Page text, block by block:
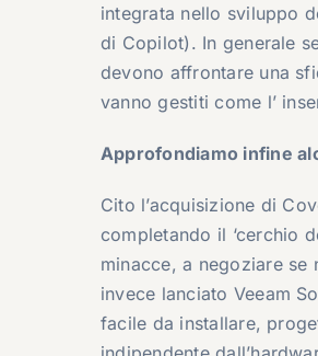
integrata nello sviluppo
di Copilot). In generale
devono affrontare una
vanno gestiti come l’
Approfondiamo infine
Cito l’acquisizione di
completando il ‘cerchio
minacce, a negoziare se
invece lanciato Veeam
facile da installare,